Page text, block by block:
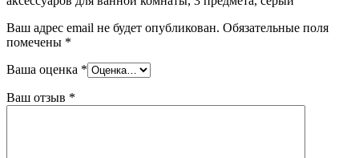
Ваш адрес email не будет опубликован. Обязательные поля
помечены *
Ваша оценка *
Ваш отзыв *